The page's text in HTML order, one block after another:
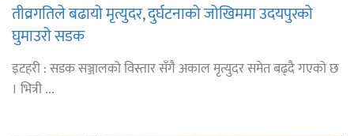
तीव्रगतिले बढायो मृत्युदर, दुर्घटनाको जोखिममा उदयपुरको
घुमाउरो सडक
इटहरी : सडक सञ्जालको विस्तार सँगै अकाल मृत्युदर समेत बढ्दै गएको छ
। भित्री ...